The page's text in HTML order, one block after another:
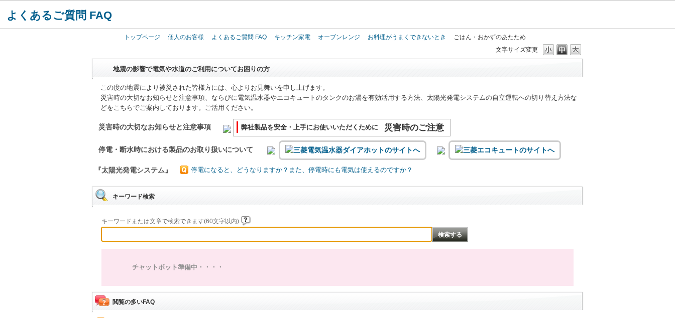
よくあるご質問 FAQ
トップページ 個人のお客様 よくあるご質問 FAQ キッチン家電 オーブンレンジ お料理がうまくできないとき
ごはん・おかずのあたため
文字サイズ変更
地震の影響で電気や水道のご利用についてお困りの方
この度の地震により被災された皆様方には、心よりお見舞いを申し上げます。
災害時の大切なお知らせと注意事項、ならびに電気温水器やエコキュートのタンクのお湯を有効活用する方法、太陽光発電システムの自立運転への切り替え方法な
どをこちらでご案内しております。ご活用ください。
災害時の大切なお知らせと注意事項 弊社製品を安全・上手にお使いいただくために 災害時のご注意
停電・断水時における製品のお取り扱いについて
『太陽光発電システム』 停電になると、どうなりますか？また、停電時にも電気は使えるのですか？
キーワード検索
キーワードまたは文章で検索できます(60文字以内)
チャットボット準備中・・・・
閲覧の多いFAQ